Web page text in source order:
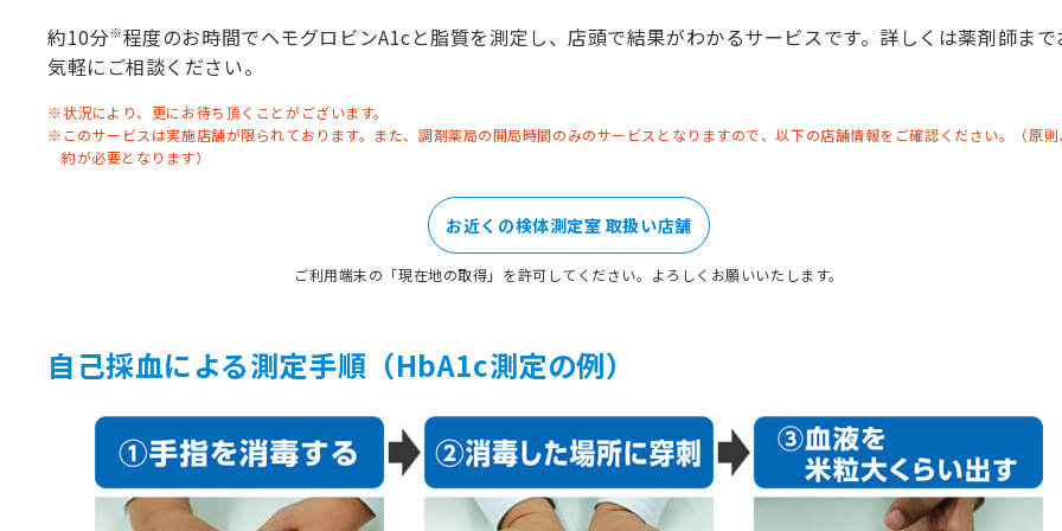
約10分※程度のお時間でヘモグロビンA1cと脂質を測定し、店頭で結果がわかるサービスです。詳しくは薬剤師まで
気軽にご相談ください。
※状況により、更にお待ち頂くことがございます。
※このサービスは実施店舗が限られております。また、調剤薬局の開局時間のみのサービスとなりますので、以下の店舗情報をご確認ください。（原
約が必要となります）
お近くの検体測定室 取扱い店舗
ご利用端末の「現在地の取得」を許可してください。よろしくお願いいたします。
自己採血による測定手順（HbA1c測定の例）